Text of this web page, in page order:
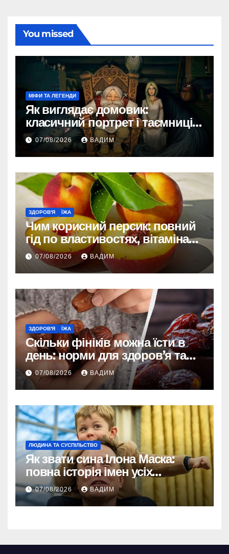
You missed
МІФИ ТА ЛЕГЕНДИ
Як виглядає домовик:
класичний портрет і таємниці
зовнішності
07/08/2026 ВАДИМ
ЗДОРОВ'Я ЇЖА
Чим корисний персик: повний
гід по властивостях, вітамінах і
впливі на організм
07/08/2026 ВАДИМ
ЗДОРОВ'Я ЇЖА
Скільки фініків можна їсти в
день: норми для здоров’я та
енергії
07/08/2026 ВАДИМ
ЛЮДИНА ТА СУСПІЛЬСТВО
Як звати сина Ілона Маска:
повна історія імен усіх
хлопчиків мільярдера
07/08/2026 ВАДИМ